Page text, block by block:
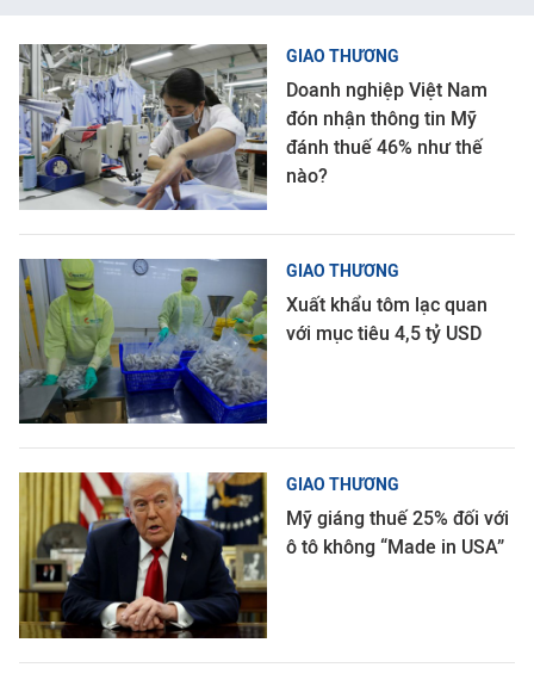
GIAO THƯƠNG
Doanh nghiệp Việt Nam
đón nhận thông tin Mỹ
đánh thuế 46% như thế
nào?
GIAO THƯƠNG
Xuất khẩu tôm lạc quan
với mục tiêu 4,5 tỷ USD
GIAO THƯƠNG
Mỹ giáng thuế 25% đối với
ô tô không “Made in USA”